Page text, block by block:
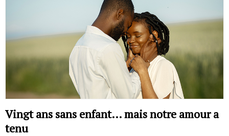
Vingt ans sans enfant… mais notre amour a
tenu